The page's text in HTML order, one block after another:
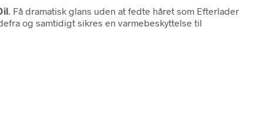
. Få dramatisk glans uden at fedte håret som Efterlader
og samtidigt sikres en varmebeskyttelse til